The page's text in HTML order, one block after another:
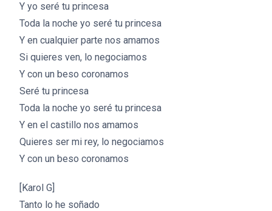
Y yo seré tu princesa
Toda la noche yo seré tu princesa
Y en cualquier parte nos amamos
Si quieres ven, lo negociamos
Y con un beso coronamos
Seré tu princesa
Toda la noche yo seré tu princesa
Y en el castillo nos amamos
Quieres ser mi rey, lo negociamos
Y con un beso coronamos
[Karol G]
Tanto lo he soñado